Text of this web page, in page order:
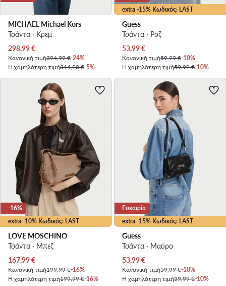
MICHAEL Michael Kors
Τσάντα · Κρεμ
Τρέχουσα τιμή
298,99€
Κανονική τιμή394,99 €-24%
Η χαμηλότερη τιμή314,90 €-5%
extra -15% Κωδικός: LAST
Guess
Τσάντα · Ροζ
Τρέχουσα τιμή
53,99€
Κανονική τιμή59,99 €-10%
Η χαμηλότερη τιμή59,99 €-10%
extra -10% Κωδικός: LAST
-16%
LOVE MOSCHINO
Τσάντα · Μπεζ
Τρέχουσα τιμή
167,99€
Κανονική τιμή199,99 €-16%
Η χαμηλότερη τιμή199,99 €-16%
extra -15% Κωδικός: LAST
Ευκαιρία
Guess
Τσάντα · Μαύρο
Τρέχουσα τιμή
53,99€
Κανονική τιμή59,99 €-10%
Η χαμηλότερη τιμή59,99 €-10%